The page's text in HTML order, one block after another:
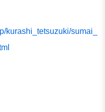
kurashi_tetsuzuki/sumai_